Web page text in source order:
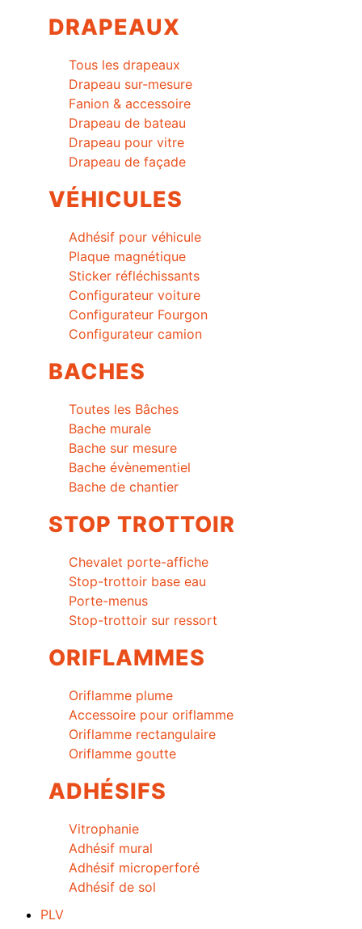
DRAPEAUX
Tous les drapeaux
Drapeau sur-mesure
Fanion & accessoire
Drapeau de bateau
Drapeau pour vitre
Drapeau de façade
VÉHICULES
Adhésif pour véhicule
Plaque magnétique
Sticker réfléchissants
Configurateur voiture
Configurateur Fourgon
Configurateur camion
BACHES
Toutes les Bâches
Bache murale
Bache sur mesure
Bache évènementiel
Bache de chantier
STOP TROTTOIR
Chevalet porte-affiche
Stop-trottoir base eau
Porte-menus
Stop-trottoir sur ressort
ORIFLAMMES
Oriflamme plume
Accessoire pour oriflamme
Oriflamme rectangulaire
Oriflamme goutte
ADHÉSIFS
Vitrophanie
Adhésif mural
Adhésif microperforé
Adhésif de sol
PLV